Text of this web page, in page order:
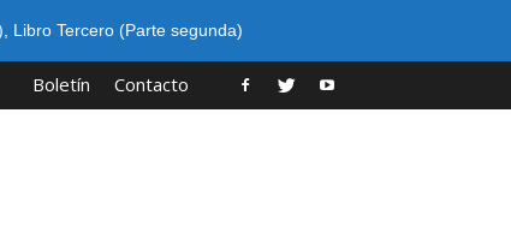
Libro Tercero (Parte segunda)
Boletín Contacto